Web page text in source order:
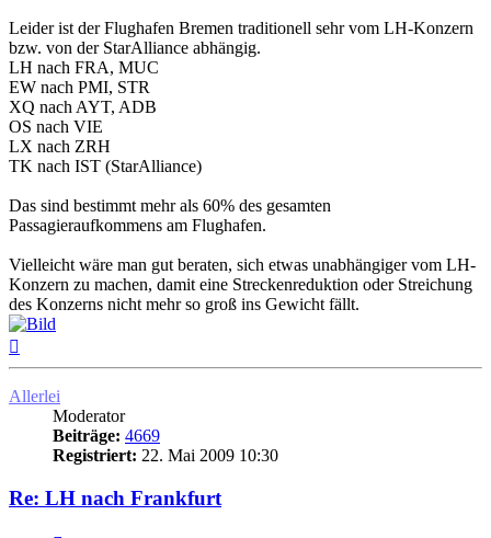
Leider ist der Flughafen Bremen traditionell sehr vom LH-Konzern
bzw. von der StarAlliance abhängig.
LH nach FRA, MUC
EW nach PMI, STR
XQ nach AYT, ADB
OS nach VIE
LX nach ZRH
TK nach IST (StarAlliance)
Das sind bestimmt mehr als 60% des gesamten
Passagieraufkommens am Flughafen.
Vielleicht wäre man gut beraten, sich etwas unabhängiger vom LH-
Konzern zu machen, damit eine Streckenreduktion oder Streichung
des Konzerns nicht mehr so groß ins Gewicht fällt.
Allerlei
Moderator
Beiträge: 4669
Registriert: 22. Mai 2009 10:30
Re: LH nach Frankfurt